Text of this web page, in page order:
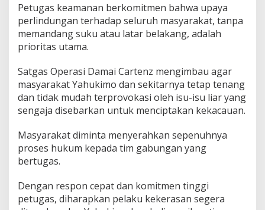
Petugas keamanan berkomitmen bahwa upaya
perlindungan terhadap seluruh masyarakat, tanpa
memandang suku atau latar belakang, adalah
prioritas utama.
Satgas Operasi Damai Cartenz mengimbau agar
masyarakat Yahukimo dan sekitarnya tetap tenang
dan tidak mudah terprovokasi oleh isu-isu liar yang
sengaja disebarkan untuk menciptakan kekacauan.
Masyarakat diminta menyerahkan sepenuhnya
proses hukum kepada tim gabungan yang
bertugas.
Dengan respon cepat dan komitmen tinggi
petugas, diharapkan pelaku kekerasan segera